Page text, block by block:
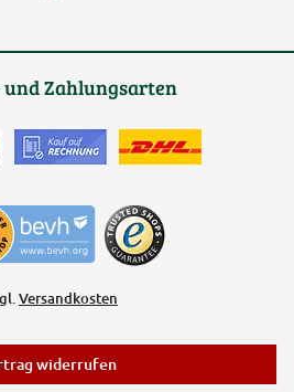
und Zahlungsarten
Versandkosten
widerrufen